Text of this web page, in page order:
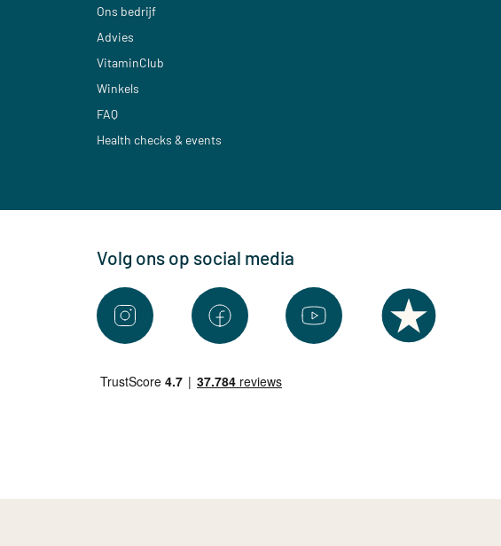
Ons bedrijf
Advies
VitaminClub
Winkels
FAQ
Health checks & events
Volg ons op social media